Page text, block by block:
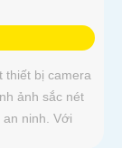
thiết bị camera
ảnh sắc nét
ninh. Với